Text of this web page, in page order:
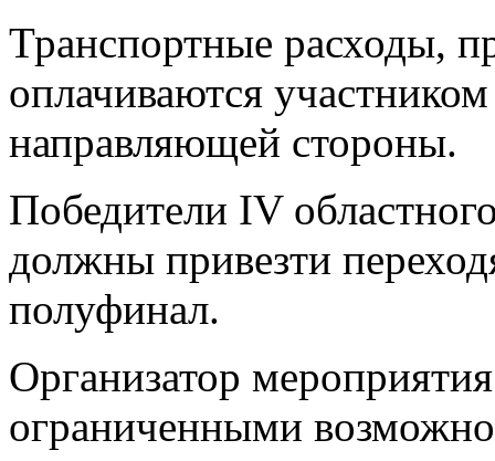
Транспортные расходы,
оплачиваются
направляющей стороны.
Победители IV
должны привезти
полуфинал.
Организатор
ограниченными